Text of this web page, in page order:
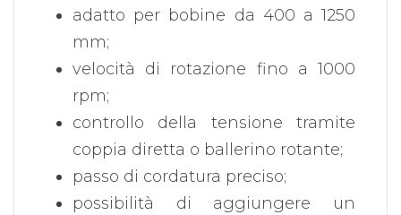
adatto per bobine da 400 a 1250
mm;
velocità di rotazione fino a 1000
rpm;
controllo della tensione tramite
coppia diretta o ballerino rotante;
passo di cordatura preciso;
possibilità di aggiungere un